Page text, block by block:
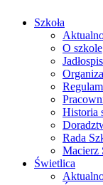
Szkoła
O szkole
Jadłospis
Historia
Rada
Macierz
Świetlica